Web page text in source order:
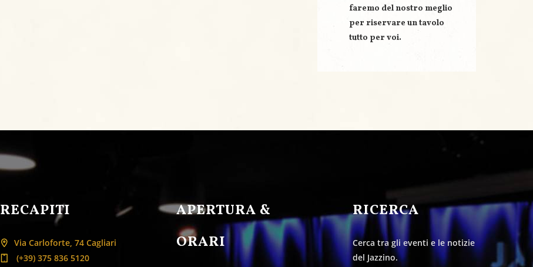
faremo del nostro meglio
per riservare untavolo
tutto per voi.
RECAPITI
Via Carloforte, 74 Cagliari
(+39) 375 836 5120
APERTURA &
ORARI
RICERCA
Cerca tra gli eventi e le notizie
del Jazzino.